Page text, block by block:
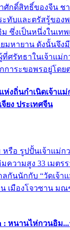
ศักดิ์สิทธิ์ของจีน ช
ะทับและตรัสรู้ของ
ซึ่งเป็นหนึ่งในเท
มหายาน ดังนั้นจึง
ที่ศรัทธาในเจ้าแม่
การะขอพรอยู่โดย
งถิ่นกำเนิดเจ้าแม่
ยง ประเทศจีน
รือ รูปปั้นเจ้าแม่ก
ความสูง 33 เมตร
ลกันนักกับ “วัดเจ้า
เมืองโจวซาน มณ
: หนานไห่กวนอิม